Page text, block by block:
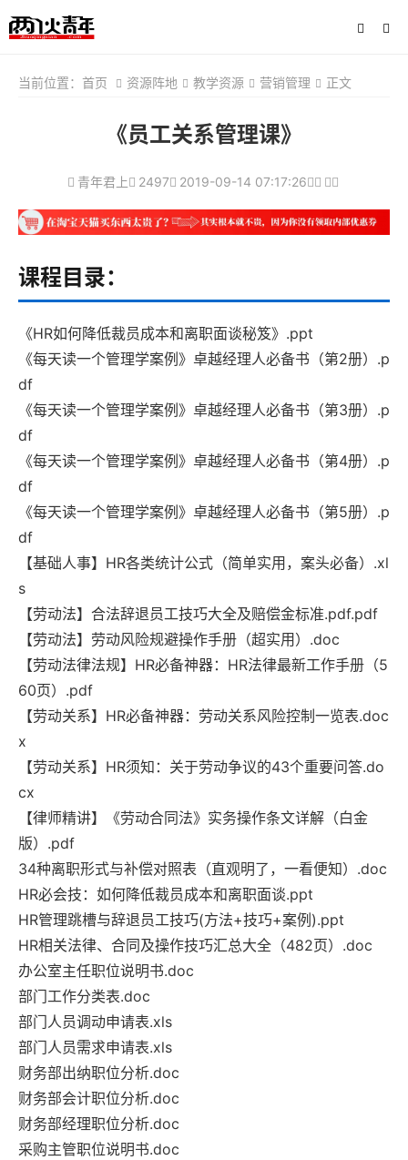
当前位置： 首页 资源阵地 教学资源 营销管理 正文
《员工关系管理课》
青年君上 2497 2019-09-14 07:17:26
课程目录：
《HR如何降低裁员成本和离职面谈秘笈》.ppt
《每天读一个管理学案例》卓越经理人必备书（第2册）.p
df
《每天读一个管理学案例》卓越经理人必备书（第3册）.p
df
《每天读一个管理学案例》卓越经理人必备书（第4册）.p
df
《每天读一个管理学案例》卓越经理人必备书（第5册）.p
df
【基础人事】HR各类统计公式（简单实用，案头必备）.xl
s
【劳动法】合法辞退员工技巧大全及赔偿金标准.pdf.pdf
【劳动法】劳动风险规避操作手册（超实用）.doc
【劳动法律法规】HR必备神器：HR法律最新工作手册（5
60页）.pdf
【劳动关系】HR必备神器：劳动关系风险控制一览表.doc
x
【劳动关系】HR须知：关于劳动争议的43个重要问答.do
cx
【律师精讲】《劳动合同法》实务操作条文详解（白金
版）.pdf
34种离职形式与补偿对照表（直观明了，一看便知）.doc
HR必会技：如何降低裁员成本和离职面谈.ppt
HR管理跳槽与辞退员工技巧(方法+技巧+案例).ppt
HR相关法律、合同及操作技巧汇总大全（482页）.doc
办公室主任职位说明书.doc
部门工作分类表.doc
部门人员调动申请表.xls
部门人员需求申请表.xls
财务部出纳职位分析.doc
财务部会计职位分析.doc
财务部经理职位分析.doc
采购主管职位说明书.doc